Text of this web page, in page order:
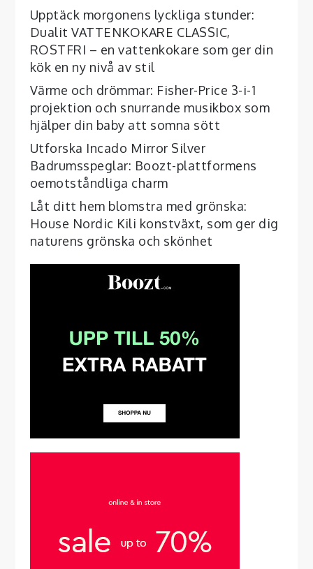
Upptäck morgonens lyckliga stunder:
Dualit VATTENKOKARE CLASSIC,
ROSTFRI – en vattenkokare som ger din
kök en ny nivå av stil
Värme och drömmar: Fisher-Price 3-i-1
projektion och snurrande musikbox som
hjälper din baby att somna sött
Utforska Incado Mirror Silver
Badrumsspeglar: Boozt-plattformens
oemotståndliga charm
Låt ditt hem blomstra med grönska:
House Nordic Kili konstväxt, som ger dig
naturens grönska och skönhet